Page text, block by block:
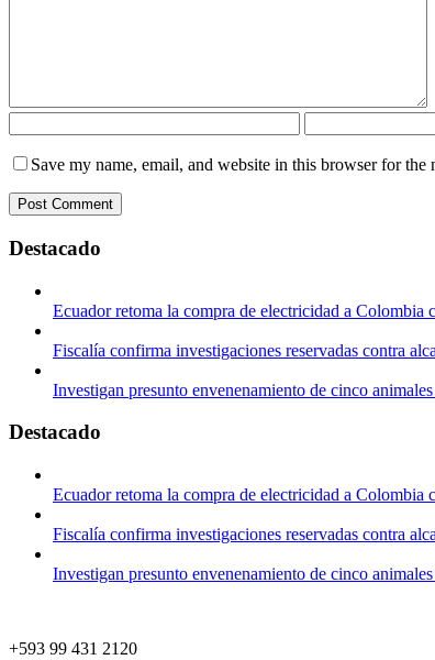
Save my name, email, and website in this browser for the
Destacado
Ecuador retoma la compra de electricidad a Colombia
Fiscalía confirma investigaciones reservadas contra
Investigan presunto envenenamiento de cinco
Destacado
Ecuador retoma la compra de electricidad a Colombia
Fiscalía confirma investigaciones reservadas contra
Investigan presunto envenenamiento de cinco
+593 99 431 2120